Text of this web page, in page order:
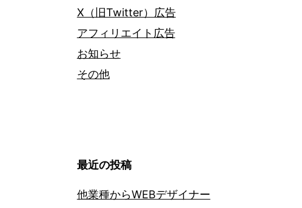
X（旧Twitter）広告
アフィリエイト広告
お知らせ
その他
最近の投稿
他業種からWEBデザイナー